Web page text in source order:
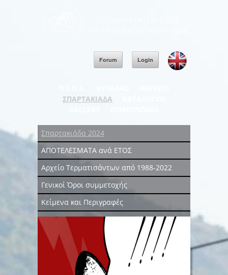
Forum Login
ΣΠΑΡΤΑΚΙΑΔΑ
Σπαρτακιάδα 2024
ΑΠΟΤΕΛΕΣΜΑΤΑ ανά ΕΤΟΣ
Αρχείο Τερματισάντων από 1988-2022
Γενικοί Όροι συμμετοχής
Κείμενα και Περιγραφές